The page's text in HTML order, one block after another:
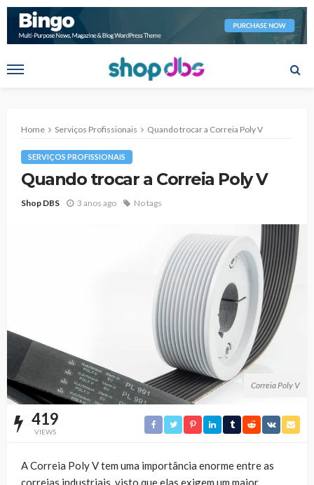
Home Serviços Profissionais Quando trocar a Correia Poly V
SERVIÇOS PROFISSIONAIS
Quando trocar a Correia Poly V
Shop DBS 3 anos ago No tags
Correia Poly V
419
VIEWS
A Correia Poly V tem uma importância enorme entre as
correias industriais, visto que elas exigem um maior